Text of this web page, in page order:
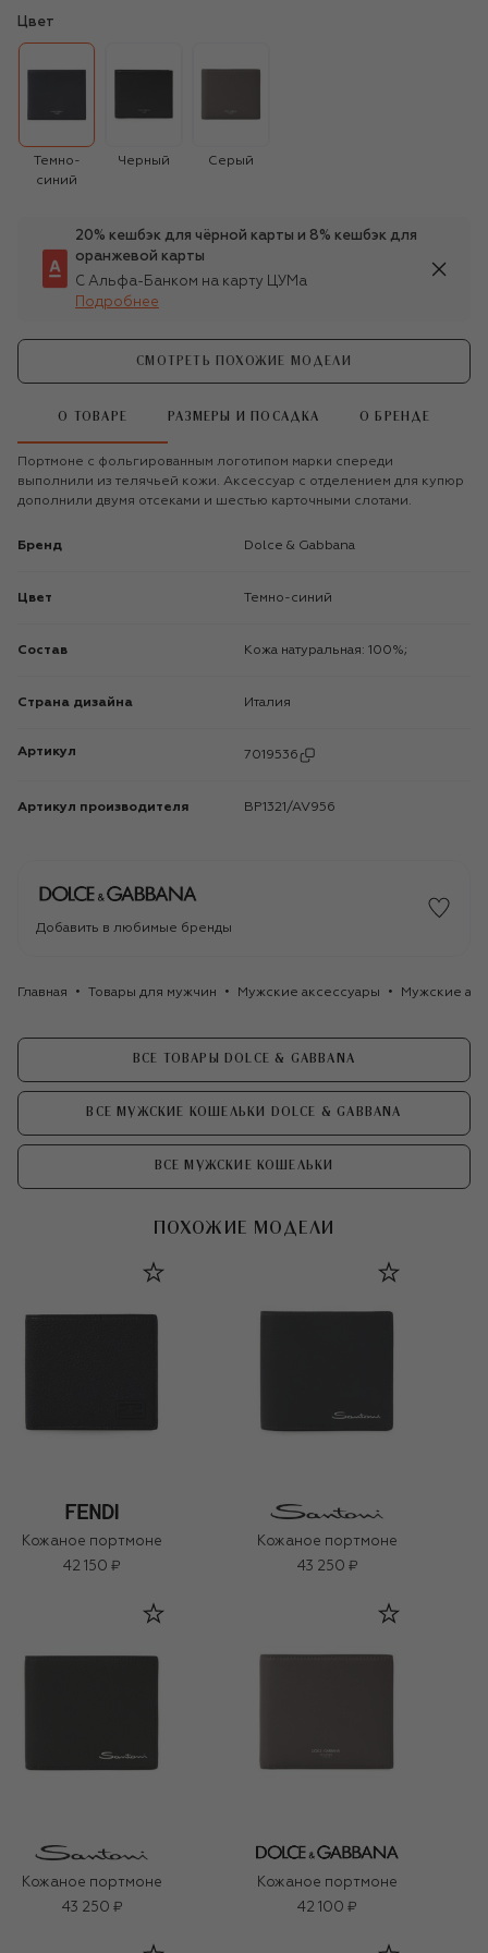
Цвет
Темно-
синий
Черный Серый
20% кешбэк для чёрной карты и 8% кешбэк для
оранжевой карты
С Альфа-Банком на карту ЦУМа
Подробнее
СМОТРЕТЬ ПОХОЖИЕ МОДЕЛИ
О ТОВАРЕ РАЗМЕРЫ И ПОСАДКА О БРЕНДЕ
Портмоне с фольгированным логотипом марки спереди
выполнили из телячьей кожи. Аксессуар с отделением для купюр
дополнили двумя отсеками и шестью карточными слотами.
Бренд Dolce & Gabbana
Цвет Темно-синий
Состав Кожа натуральная: 100%;
Страна дизайна Италия
Артикул 7019536
Артикул производителя BP1321/AV956
Добавить в любимые бренды
Главная Товары для мужчин Мужские аксессуары Мужские
ВСЕ ТОВАРЫ DOLCE & GABBANA
ВСЕ МУЖСКИЕ КОШЕЛЬКИ DOLCE & GABBANA
ВСЕ МУЖСКИЕ КОШЕЛЬКИ
ПОХОЖИЕ МОДЕЛИ
Кожаное портмоне
42 150 ₽
Кожаное портмоне
43 250 ₽
Кожаное портмоне
43 250 ₽
Кожаное портмоне
42 100 ₽